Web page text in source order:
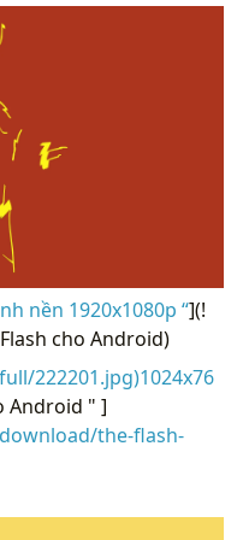
nền 1920x1080p “](!
cho Android)
222201.jpg)1024x76
Android " ]
the-flash-